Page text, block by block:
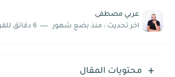
عربي مصطفى
اخر تحديث : منذ بضع شهور 6 دقائق للقراءة
محتويات المقال